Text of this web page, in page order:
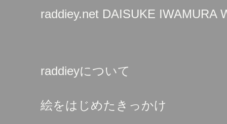
raddiey.net DAISUKE IWAMURA
raddieyについて
絵をはじめたきっかけ